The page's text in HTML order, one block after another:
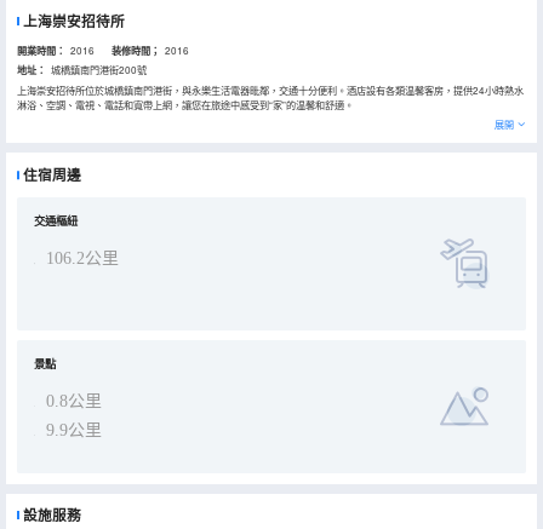
上海崇安招待所
開業時間： 2016 装修時間； 2016
地址：
城橋鎮南門港街200號
上海崇安招待所位於城橋鎮南門港街，與永樂生活電器毗鄰，交通十分便利。酒店設有各類温馨客房，提供24小時熱水
淋浴、空調、電視、電話和寬帶上網，讓您在旅途中感受到“家”的温馨和舒適。
展開
住宿周邊
交通樞紐
106.2公里
景點
0.8公里
9.9公里
設施服務